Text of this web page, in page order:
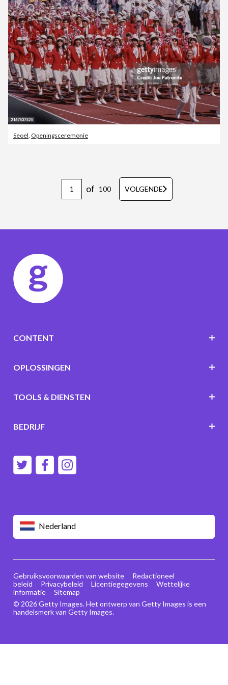
Seoel Openingsceremonie
of 100 VOLGENDE
Nederland
CONTENT
OPLOSSINGEN
TOOLS & DIENSTEN
BEDRIJF
© 2026 Getty Images. Het ontwerp van Getty Images is een
handelsmerk van Getty Images.
Gebruiksvoorwaarden van website
Redactioneel
beleid
Privacybeleid Licentiegegevens
Wettelijke
informatie
Sitemap